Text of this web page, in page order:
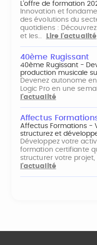
L’offre de formation
Innovation et
des évolutions du
quotidiens :
et les…
Lire l'actualité
40ème Rugissant
40ème Rugissant -
production musicale
Devenez autonome
Logic Pro en une
l'actualité
Affectus
Affectus Formations -
structurez et
Développez votre
formation certifiante
structurer votre
l'actualité